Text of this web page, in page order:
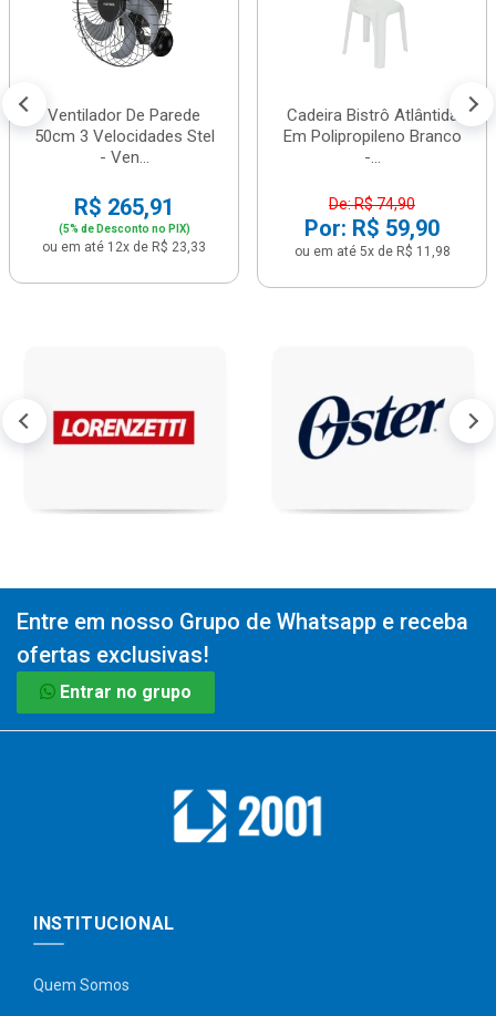
Ventilador De Parede
50cm 3 Velocidades Stel
- Ven...
R$ 265,91
(5% de Desconto no PIX)
ou em até 12x de R$ 23,33
Cadeira Bistrô Atlântida
Em Polipropileno Branco
-...
De: R$ 74,90
Por: R$ 59,90
ou em até 5x de R$ 11,98
Entre em nosso Grupo de Whatsapp e receba
ofertas exclusivas!
Entrar no grupo
INSTITUCIONAL
Quem Somos